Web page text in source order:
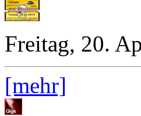
Freitag, 20.
[mehr]